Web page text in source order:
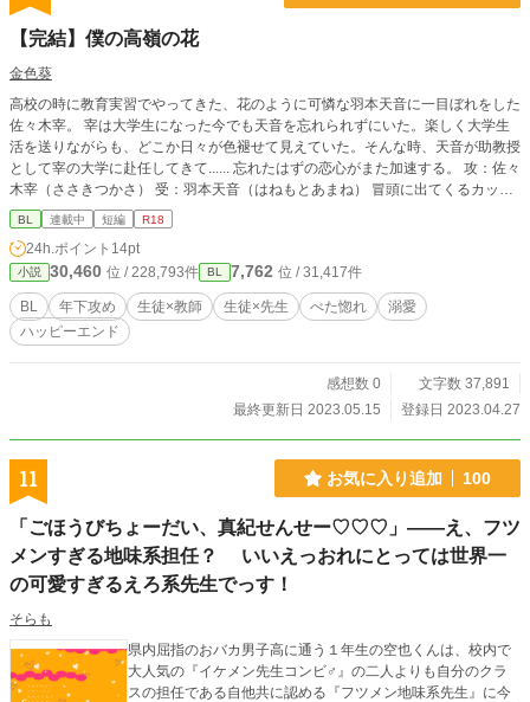
【完結】僕の高嶺の花
金色葵
高校の時に教育実習でやってきた、花のように可憐な羽本天音に一目ぼれをした
佐々木宰。 宰は大学生になった今でも天音を忘れられずにいた。楽しく大学生
活を送りながらも、どこか日々が色褪せて見えていた。そんな時、天音が助教授
として宰の大学に赴任してきて...... 忘れたはずの恋心がまた加速する。 攻：佐々
木宰（ささきつかさ） 受：羽本天音（はねもとあまね） 冒頭に出てくるカップ
ル、大河と遼はきっかけはキスの主役カップルです。 今回はそちらに登場し
た、二人の友人佐々木くんが主人公になります。 こちらだけでも読めます。 中
編：36,000字予定 完結保証 R-18は最後の方になります。
BL 連載中 短編 R18
24h.ポイント 14pt
小説 30,460 位 / 228,793件 BL 7,762 位 / 31,417件
BL 年下攻め 生徒×教師 生徒×先生 べた惚れ
溺愛
ハッピーエンド
感想数 0
文字数 37,891
最終更新日 2023.05.15
登録日 2023.04.27
11 お気に入り追加 100
「ごほうびちょーだい、真紀せんせー♡♡♡」――え、フツ
メンすぎる地味系担任？ いいえっおれにとっては世界一
の可愛すぎるえろ系先生でっす！
そらも
県内屈指のおバカ男子高に通う１年生の空也くんは、校内で
大人気の『イケメン先生コンビ♂』の二人よりも自分のクラ
スの担任である自他共に認める『フツメン地味系先生』に今